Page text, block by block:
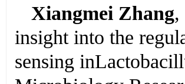
Xiangmei Zhang,
insight into the
sensing in